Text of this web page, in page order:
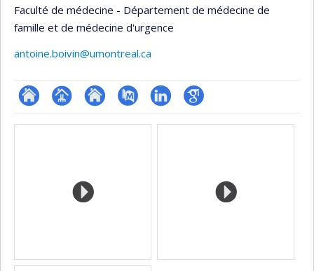
Faculté de médecine - Département de médecine de
famille et de médecine d'urgence
antoine.boivin@umontreal.ca
ResearchGate
Page Site
de
recherche
PubMedLinkedInGoogle
Médias